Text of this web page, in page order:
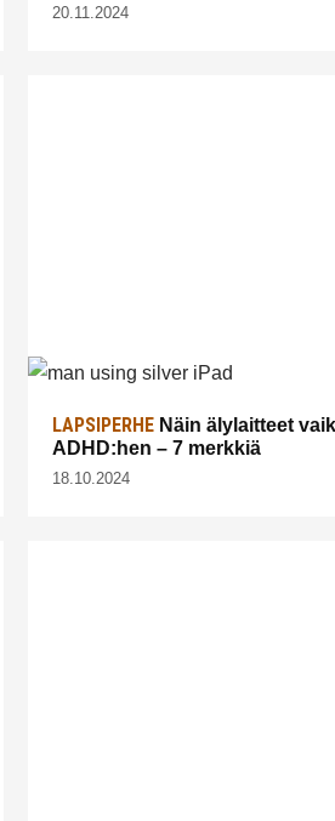
20.11.2024
LAPSIPERHE Näin älylaitteet
ADHD:hen – 7 merkkiä
18.10.2024